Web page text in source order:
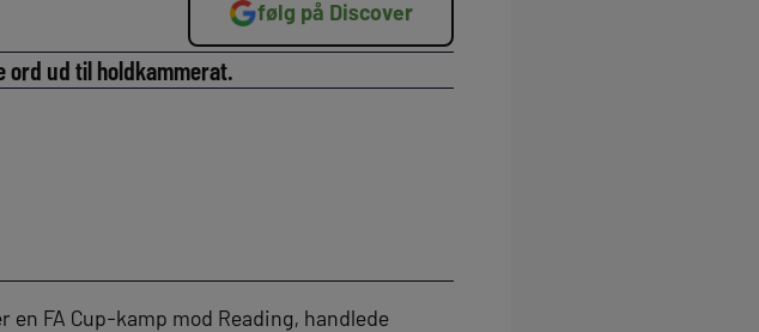
følg på Discover
ord ud til holdkammerat.
FA Cup-kamp mod Reading, handlede